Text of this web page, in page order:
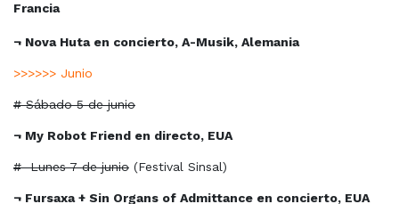
Francia
¬ Nova Huta en concierto, A-Musik, Alemania
>>>>>> Junio
# Sábado 5 de junio
¬ My Robot Friend en directo, EUA
# Lunes 7 de junio (Festival Sinsal)
¬ Fursaxa + Sin Organs of Admittance en concierto, EUA